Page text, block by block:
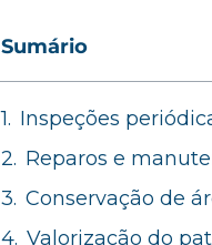
Sumário
Inspeções
Reparos e
Conservação de
Valorização do